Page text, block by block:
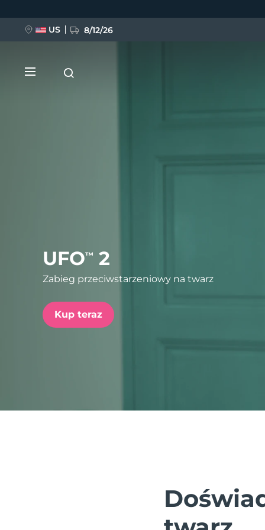
UFO™ 2
Zabieg przeciwstarzeniowy na twarz
Kup teraz
US 8/12/26
issa™ Teeth Whitening Set
POPULARNY